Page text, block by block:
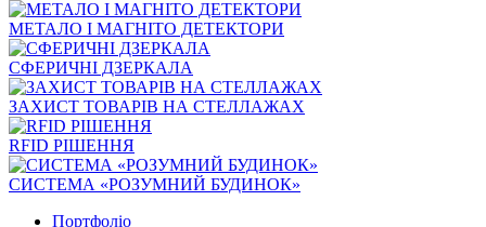
МЕТАЛО І МАГНІТО ДЕТЕКТОРИ
СФЕРИЧНІ ДЗЕРКАЛА
ЗАХИСТ ТОВАРІВ НА СТЕЛЛАЖАХ
RFID РІШЕННЯ
СИСТЕМА «РОЗУМНИЙ БУДИНОК»
Портфоліо